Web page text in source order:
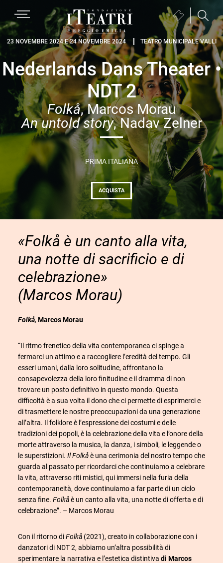
alla
navigazione
primaria
al
contenuto
principale
al
piè
di
pagina
Fondazione
I
Teatri
Reggio
Emilia
Biglietteria
(si
apre
in
una
nuova
finestra)
23 NOVEMBRE 2024 E 24 NOVEMBRE 2024 TEATRO MUNICIPALE VALLI
Nederlands Dans Theater •
NDT 2
Folkå, Marcos Morau
An untold story, Nadav Zelner
PRIMA ITALIANA
ACQUISTA
«Folkå è un canto alla vita,
una notte di sacrificio e di
celebrazione»
(Marcos Morau)
Folkå, Marcos Morau
“Il ritmo frenetico della vita contemporanea ci spinge a
fermarci un attimo e a raccogliere l’eredità del tempo. Gli
esseri umani, dalla loro solitudine, affrontano la
consapevolezza della loro finitudine e il dramma di non
trovare un posto definitivo in questo mondo. Questa
difficoltà è a sua volta il dono che ci permette di esprimerci e
di trasmettere le nostre preoccupazioni da una generazione
all’altra. Il folklore è l’espressione dei costumi e delle
tradizioni dei popoli, è la celebrazione della vita e l’onore della
morte attraverso la musica, la danza, i simboli, le leggende o
le superstizioni. Il Folkåè una cerimonia del nostro tempo che
guarda al passato per ricordarci che continuiamo a celebrare
la vita, attraverso riti mistici, qui immersi nella furia della
contemporaneità, dove continuiamo a far parte di un ciclo
senza fine. Folkåè un canto alla vita, una notte di offerta e di
celebrazione”. – Marcos Morau
Con il ritorno diFolkå (2021), creato in collaborazione con i
danzatori di NDT 2, abbiamo un’altra possibilità di
sperimentare la narrativa e l’estetica distintiva di Marcos